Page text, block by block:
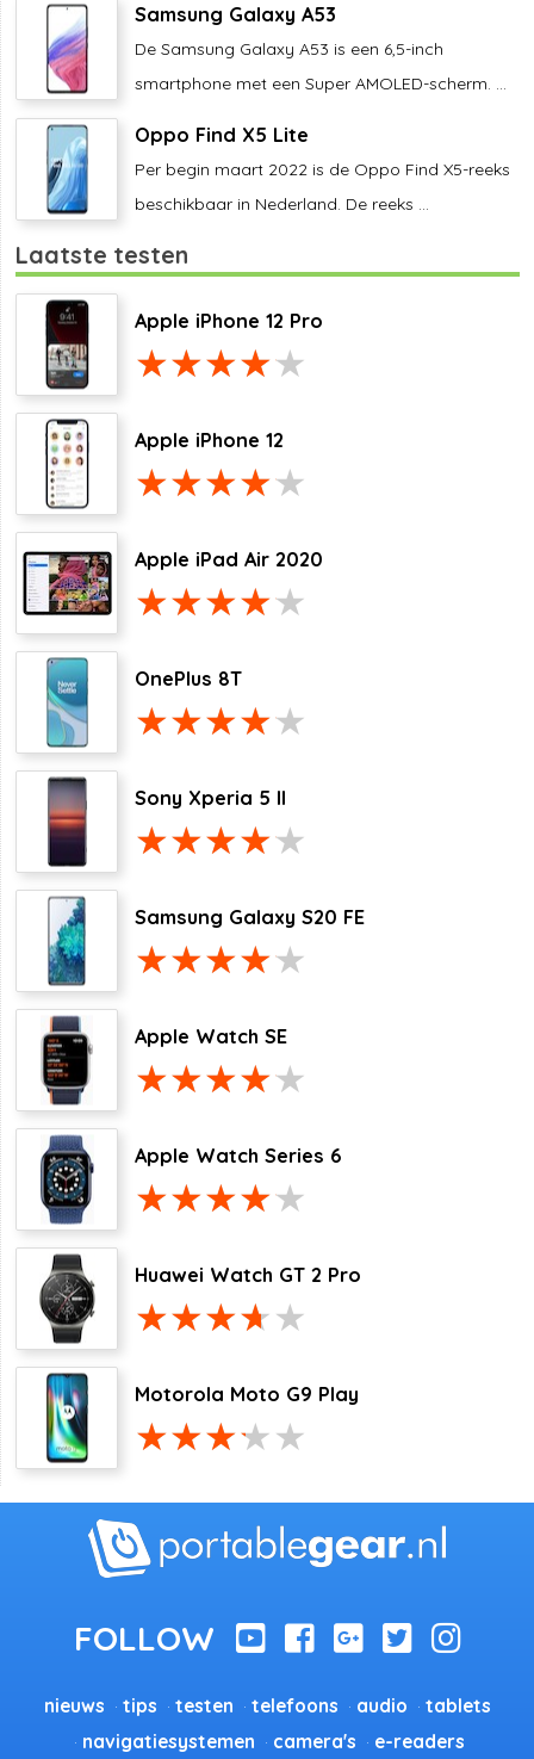
Samsung Galaxy A53
De Samsung Galaxy A53 is een 6,5-inch
smartphone met een Super AMOLED-scherm. ...
Oppo Find X5 Lite
Per begin maart 2022 is de Oppo Find X5-reeks
beschikbaar in Nederland. De reeks ...
Laatste testen
Apple iPhone 12 Pro
Apple iPhone 12
Apple iPad Air 2020
OnePlus 8T
Sony Xperia 5 II
Samsung Galaxy S20 FE
Apple Watch SE
Apple Watch Series 6
Huawei Watch GT 2 Pro
Motorola Moto G9 Play
nieuws tips testen telefoons audio
tablets
navigatiesystemen
camera's e-readers